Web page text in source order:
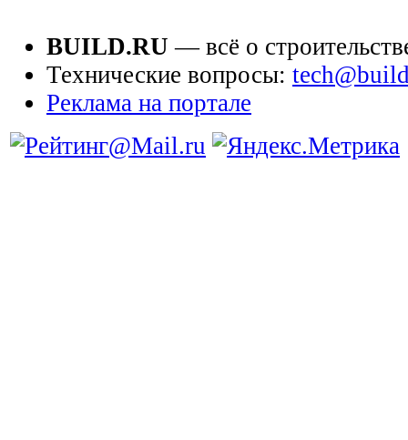
BUILD.RU — всё о
Технические вопросы:
Реклама на портале